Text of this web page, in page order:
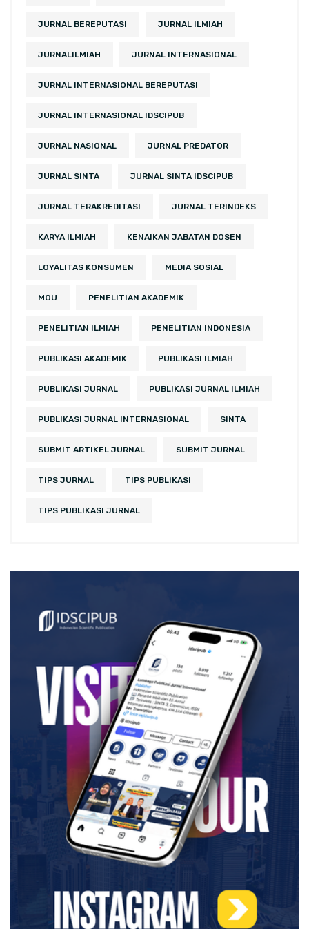
JURNAL BEREPUTASI JURNAL ILMIAH
JURNALILMIAH JURNAL INTERNASIONAL
JURNAL INTERNASIONAL BEREPUTASI
JURNAL INTERNASIONAL IDSCIPUB
JURNAL NASIONAL JURNAL PREDATOR
JURNAL SINTA JURNAL SINTA IDSCIPUB
JURNAL TERAKREDITASI JURNAL TERINDEKS
KARYA ILMIAH KENAIKAN JABATAN DOSEN
LOYALITAS KONSUMEN MEDIA SOSIAL
MOU PENELITIAN AKADEMIK
PENELITIAN ILMIAH PENELITIAN INDONESIA
PUBLIKASI AKADEMIK PUBLIKASI ILMIAH
PUBLIKASI JURNAL PUBLIKASI JURNAL ILMIAH
PUBLIKASI JURNAL INTERNASIONAL SINTA
SUBMIT ARTIKEL JURNAL SUBMIT JURNAL
TIPS JURNAL TIPS PUBLIKASI
TIPS PUBLIKASI JURNAL